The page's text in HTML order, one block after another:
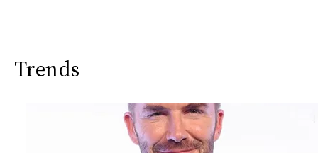
Trends